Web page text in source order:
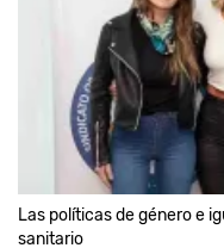
Las políticas de género e
sanitario